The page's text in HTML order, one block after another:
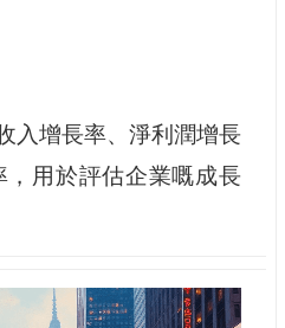
入增長率、淨利潤增長
用於評估企業嘅成長